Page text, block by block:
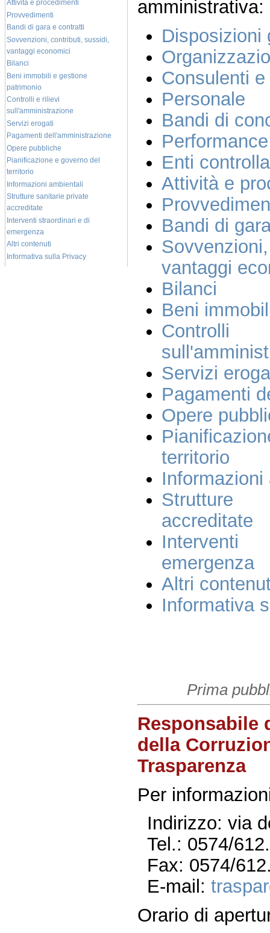
Attività e procedimenti
Provvedimenti
Bandi di gara e contratti
Sovvenzioni, contributi, sussidi,
vantaggi economici
Bilanci
Beni immobili e gestione
patrimonio
Controlli e rilievi
sull'amministrazione
Servizi erogati
Pagamenti dell'amministrazione
Opere pubbliche
Pianificazione e governo del
territorio
Informazioni ambientali
Strutture sanitarie private
accreditate
Interventi straordinari e di
emergenza
Altri contenuti
Informativa sulla Privacy
amministrativa:
Disposizioni
Consulenti
Personale
Bandi di
Performance
Enti
Attività e
Bandi di
vantaggi
Bilanci
Beni
Servizi
Pagamenti
Opere
territorio
Informazioni
Strutture
accreditate
emergenza
Altri
Informativa
Prima
Responsabile
della
Trasparenza
Per
Indirizzo: via
Tel.: 0574/
Fax: 0574/
E-mail:
Orario di